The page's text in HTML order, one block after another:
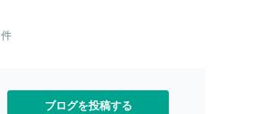
件
ブログを投稿する